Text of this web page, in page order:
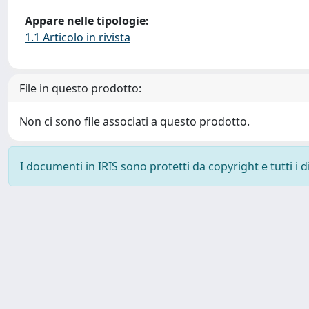
Appare nelle tipologie:
1.1 Articolo in rivista
File in questo prodotto:
Non ci sono file associati a questo prodotto.
I documenti in IRIS sono protetti da copyright e tutti i